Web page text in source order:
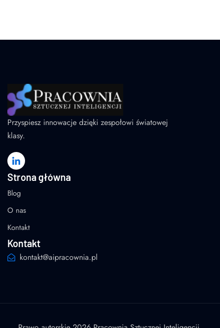
Przyspiesz innowacje dzięki zespołowi światowej
klasy.
Strona główna
Blog
O nas
Kontakt
Kontakt
kontakt@aipracownia.pl